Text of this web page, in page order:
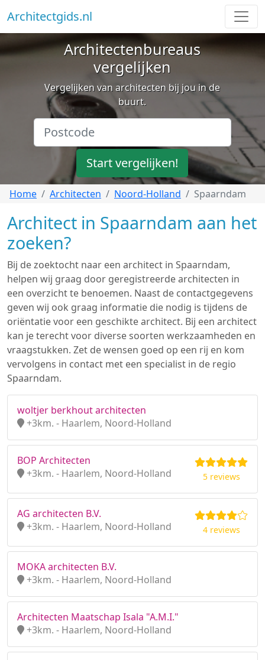
Architectgids.nl
Architectenbureaus
vergelijken
Vergelijken van architecten bij jou in de
buurt.
Start vergelijken!
Home Architecten Noord-Holland Spaarndam
Architect in Spaarndam aan het
zoeken?
Bij de zoektocht naar een architect in Spaarndam,
helpen wij graag door geregistreerde architecten in
een overzicht te benoemen. Naast de contactgegevens
geven wij ook graag informatie die nodig is tijdens de
oriëntatie voor een geschikte architect. Bij een architect
kan je terecht voor diverse soorten werkzaamheden en
vraagstukken. Zet de wensen goed op een rij en kom
vervolgens in contact met een specialist in de regio
Spaarndam.
woltjer berkhout architecten
+3km. - Haarlem, Noord-Holland
BOP Architecten
+3km. - Haarlem, Noord-Holland
5 reviews
AG architecten B.V.
+3km. - Haarlem, Noord-Holland
4 reviews
MOKA architecten B.V.
+3km. - Haarlem, Noord-Holland
Architecten Maatschap Isala "A.M.I."
+3km. - Haarlem, Noord-Holland